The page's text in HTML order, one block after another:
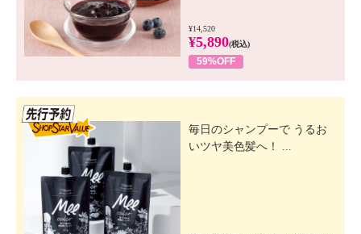
¥14,520
¥5,890(税込)
59%OFF
毎日のシャンプーで うるお
いツヤ美色髪へ！ ...